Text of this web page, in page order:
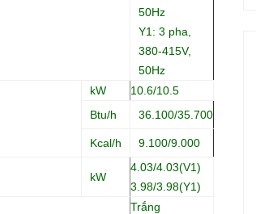
50Hz
Y1: 3 pha,
380-415V,
50Hz
kW
10.6/10.5
Btu/h
36.100/35.700
Kcal/h 9.100/9.000
kW
4.03/4.03(V1)
3.98/3.98(Y1)
Trắng